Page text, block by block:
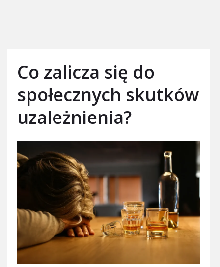
Co zalicza się do
społecznych skutków
uzależnienia?